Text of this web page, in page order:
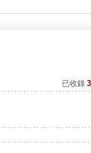
已收錄